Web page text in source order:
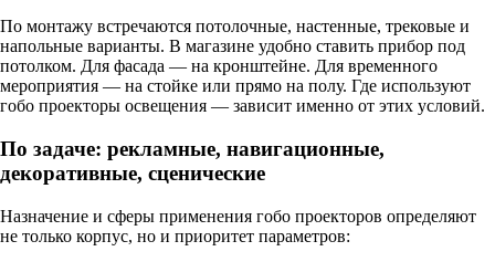
По монтажу встречаются потолочные, настенные, трековые и
напольные варианты. В магазине удобно ставить прибор под
потолком. Для фасада — на кронштейне. Для временного
мероприятия — на стойке или прямо на полу. Где используют
гобо проекторы освещения — зависит именно от этих условий.
По задаче: рекламные, навигационные,
декоративные, сценические
Назначение и сферы применения гобо проекторов определяют
не только корпус, но и приоритет параметров: